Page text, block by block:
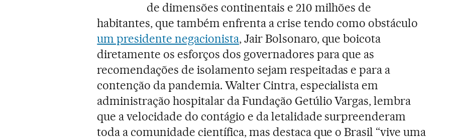
de dimensões continentais e 210 milhões de
habitantes, que também enfrenta a crise tendo como obstáculo
um presidente negacionista, Jair Bolsonaro, que boicota
diretamente os esforços dos governadores para que as
recomendações de isolamento sejam respeitadas e para a
contenção da pandemia. Walter Cintra, especialista em
administração hospitalar da Fundação Getúlio Vargas, lembra
que a velocidade do contágio e da letalidade surpreenderam
toda a comunidade científica, mas destaca que o Brasil “vive uma